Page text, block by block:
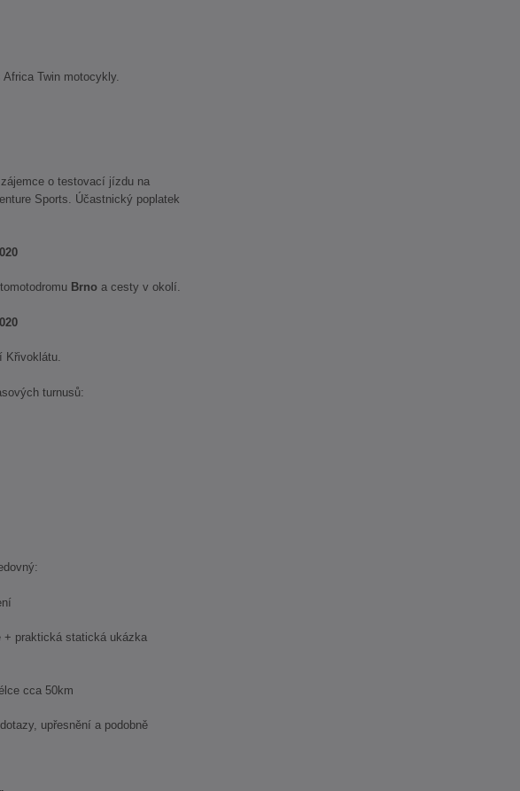
Twin motocykly.
o testovací jízdu na
Sports. Účastnický poplatek
Brno a cesty v okolí.
Křivoklátu.
turnusů:
statická ukázka
cca 50km
upřesnění a podobně